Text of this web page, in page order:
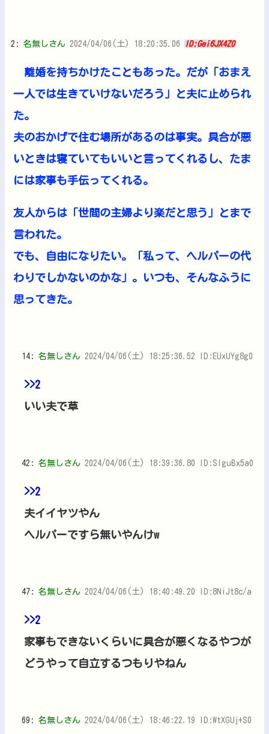
2: 名無しさん 2024/04/06(土) 18:20:35.06 ID:Gei6JX4Z0
離婚を持ちかけたこともあった。だが「おまえ
一人では生きていけないだろう」と夫に止められ
た。
夫のおかげで住む場所があるのは事実。具合が悪
いときは寝ていてもいいと言ってくれるし、たま
には家事も手伝ってくれる。
友人からは「世間の主婦より楽だと思う」とまで
言われた。
でも、自由になりたい。「私って、ヘルパーの代
わりでしかないのかな」。いつも、そんなふうに
思ってきた。
14: 名無しさん 2024/04/06(土) 18:25:36.52 ID:EUxUYg8g0
>>2
いい夫で草
42: 名無しさん 2024/04/06(土) 18:39:36.80 ID:SIguBx5a0
>>2
夫イイヤツやん
ヘルパーですら無いやんけw
47: 名無しさん 2024/04/06(土) 18:40:49.20 ID:8NiJt8c/a
>>2
家事もできないくらいに具合が悪くなるやつが
どうやって自立するつもりやねん
69: 名無しさん 2024/04/06(土) 18:46:22.19 ID:WtXGUj+S0